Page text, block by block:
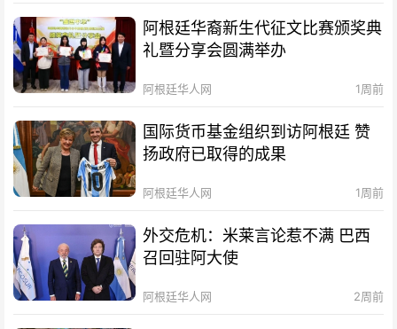
阿根廷华裔新生代征文比赛颁奖典
礼暨分享会圆满举办
阿根廷华人网 1周前
国际货币基金组织到访阿根廷 赞
扬政府已取得的成果
阿根廷华人网 1周前
外交危机：米莱言论惹不满 巴西
召回驻阿大使
阿根廷华人网 2周前